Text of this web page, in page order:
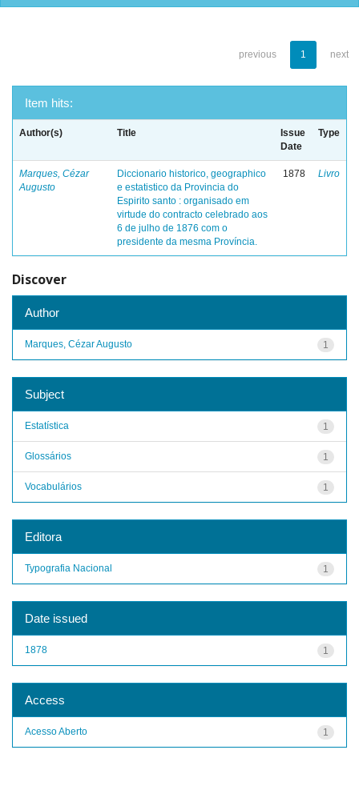
previous 1 next
Item hits:
Author(s) Title
Issue
Date
Type
Marques, Cézar
Augusto
Diccionario historico, geographico
e estatistico da Provincia do
Espirito santo : organisado em
virtude do contracto celebrado aos
6 de julho de 1876 com o
presidente da mesma Província.
1878 Livro
Discover
Author
1
Marques, Cézar Augusto
Subject
1
Estatística
1
Glossários
1
Vocabulários
Editora
1
Typografia Nacional
Date issued
1
1878
Access
1
Acesso Aberto